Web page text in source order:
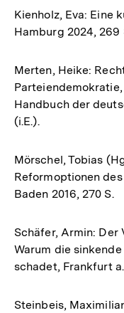
Kienholz, Eva: Eine
Hamburg 2024, 269
Merten, Heike:
Handbuch der
(i.E.).
Mörschel, Tobias
Reformoptionen
Baden 2016, 270 S.
Schäfer, Armin: Der
Warum die
schadet, Frankfurt
Steinbeis,